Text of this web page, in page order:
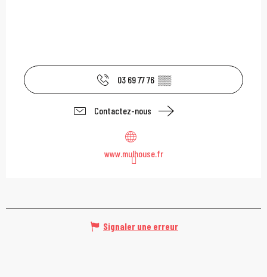
03 69 77 76 ▒▒
Contactez-nous
www.mulhouse.fr
Signaler une erreur